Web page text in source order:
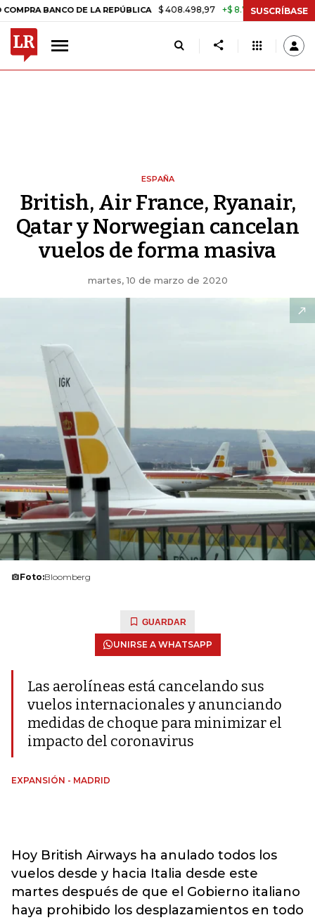
BANCO DE LA REPÚBLICA $ 408.498,97 +$ 8.753,81 +2,19% TASA
SUSCRÍBASE
ESPAÑA
British, Air France, Ryanair,
Qatar y Norwegian cancelan
vuelos de forma masiva
martes, 10 de marzo de 2020
Foto:Bloomberg
GUARDAR
UNIRSE A WHATSAPP
Las aerolíneas está cancelando sus
vuelos internacionales y anunciando
medidas de choque para minimizar el
impacto del coronavirus
EXPANSIÓN - MADRID
Hoy British Airways ha anulado todos los
vuelos desde y hacia Italia desde este
martes después de que el Gobierno italiano
haya prohibido los desplazamientos en todo